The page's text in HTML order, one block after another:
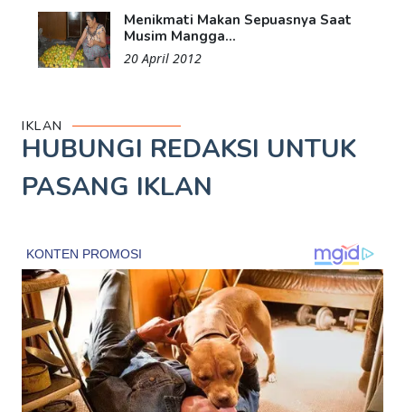
Menikmati Makan Sepuasnya Saat
Musim Mangga...
20 April 2012
IKLAN
HUBUNGI REDAKSI UNTUK
PASANG IKLAN